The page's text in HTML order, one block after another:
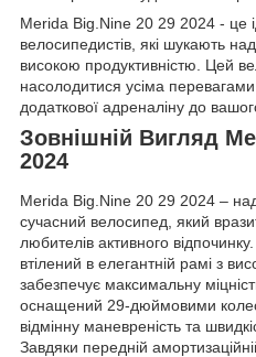
Merida Big.Nine 20 29 2024 - це
велосипедистів, які шукають
високою продуктивністю. Цей
насолодитися усіма перевагами
додаткової адреналіну до
Зовнішній Вигляд
2024
Merida Big.Nine 20 29 2024 –
сучасний велосипед, який
любителів активного
втілений в елегантній рамі з
забезпечує максимальну
оснащений 29-дюймовими
відмінну маневреність та
Завдяки передній